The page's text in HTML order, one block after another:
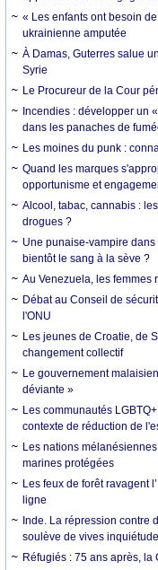
« Les enfants ont besoin
ukrainienne amputée
À Damas, Guterres salue
Syrie
Le Procureur de la Cour
Incendies : développer un
dans les panaches de
Les moines du punk :
Quand les marques
opportunisme et
Alcool, tabac, cannabis :
drogues ?
Une punaise-vampire
bientôt le sang à la sève ?
Au Venezuela, les femmes
Débat au Conseil de
l'ONU
Les jeunes de Croatie, de
changement collectif
Le gouvernement
déviante »
Les communautés
contexte de réduction de
Les nations
marines protégées
Les feux de forêt ravagent
ligne
Inde. La répression contre
soulève de vives
Réfugiés : 75 ans après,